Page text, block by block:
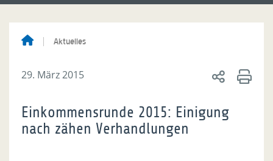
Aktuelles
29. März 2015
Einkommensrunde 2015: Einigung
nach zähen Verhandlungen